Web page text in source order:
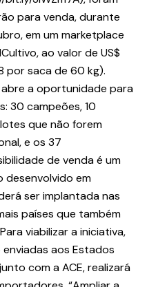
para venda, durante
em um marketplace
ao valor de US$
por saca de 60 kg).
a oportunidade para
30 campeões, 10
que não forem
e os 37
de venda é um
em
ser implantada nas
países que também
viabilizar a iniciativa,
aos Estados
com a ACE, realizará